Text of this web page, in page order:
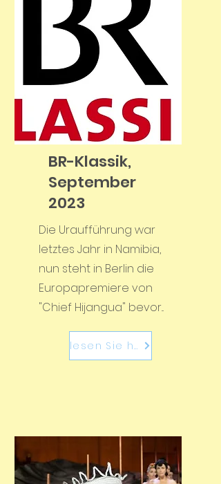
BR-Klassik,
September
2023
Die Uraufführung war
letztes Jahr in Namibia,
nun steht in Berlin die
Europapremiere von
"Chief Hijangua" bevor...
lesen Sie hier